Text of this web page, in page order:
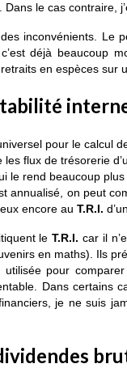
Dans le cas contraire,
inconvénients. Le
déjà beaucoup
en espèces sur
pour le calcul
les flux de trésorerie
le rend beaucoup
annualisé, on peut
encore au T.R.I.
leT.R.I. car il
en maths). Ils
pour
Dans certains
financiers, je ne suis